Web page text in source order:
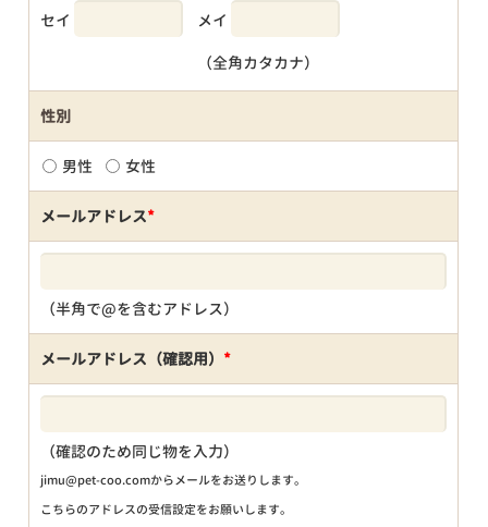
セイ メイ
（全角カタカナ）
性別
男性 女性
メールアドレス*
（半角で@を含むアドレス）
メールアドレス（確認用） *
（確認のため同じ物を入力）
jimu@pet-coo.comからメールをお送りします。
こちらのアドレスの受信設定をお願いします。